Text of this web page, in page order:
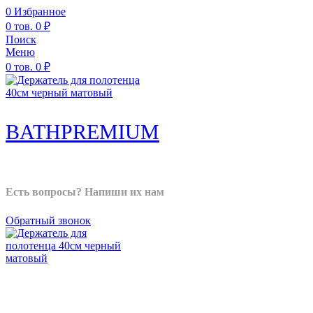
0 Избранное
0 тов. 0 ₽
Поиск
Меню
0 тов. 0 ₽
BATHPREMIUM
Есть вопросы? Напиши их нам
Обратный звонок